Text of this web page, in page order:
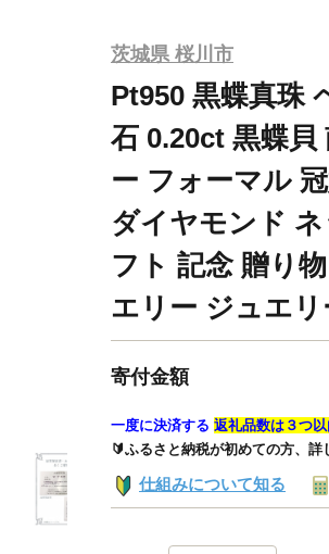
茨城県 桜川市
Pt950 黒蝶真珠
石 0.20ct 黒蝶
ー フォーマル
ダイヤモンド
フト 記念 贈り
エリー ジュエ
寄付金額
一度に決済する 返礼品数は３つ
🔰ふるさと納税が初めての方、詳
仕組みについて知る